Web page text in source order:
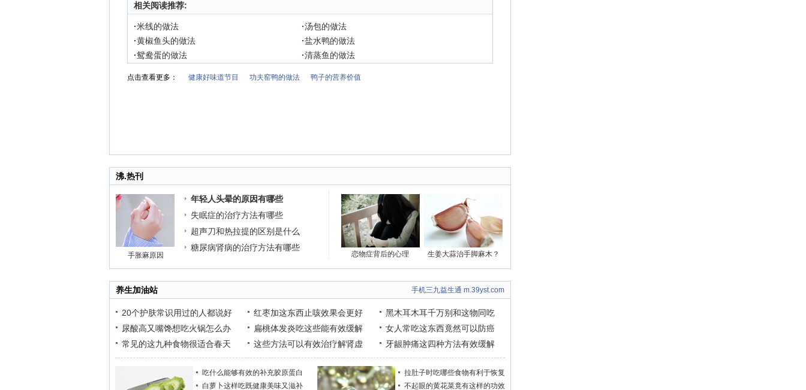
相关阅读推荐:
·米线的做法 ·汤包的做法
·黄椒鱼头的做法 ·盐水鸭的做法
·鸳鸯蛋的做法 ·清蒸鱼的做法
点击查看更多： 健康好味道节目 功夫窑鸭的做法 鸭子的营养价值
沸.热刊
手胀麻原因
年轻人头晕的原因有哪些
失眠症的治疗方法有哪些
超声刀和热拉提的区别是什么
糖尿病肾病的治疗方法有哪些
恋物症背后的心理 生姜大蒜治手脚麻木？
养生加油站 手机三九益生通 m.39yst.com
20个护肤常识用过的人都说好
尿酸高又嘴馋想吃火锅怎么办
常见的这九种食物很适合春天
红枣加这东西止咳效果会更好
扁桃体发炎吃这些能有效缓解
这些方法可以有效治疗解肾虚
黑木耳木耳千万别和这物同吃
女人常吃这东西竟然可以防癌
牙龈肿痛这四种方法有效缓解
吃什么能够有效的补充胶原蛋白
白萝卜这样吃既健康美味又滋补
拉肚子时吃哪些食物有利于恢复
不起眼的黄花菜竟有这样的功效